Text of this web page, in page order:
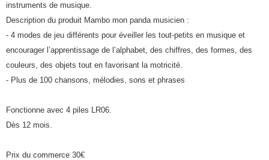
instruments de musique.
Description du produit Mambo mon panda musicien :
- 4 modes de jeu différents pour éveiller les tout-petits en musique et
encourager l’apprentissage de l’alphabet, des chiffres, des formes, des
couleurs, des objets tout en favorisant la motricité.
- Plus de 100 chansons, mélodies, sons et phrases
Fonctionne avec 4 piles LR06.
Dès 12 mois.
Prix du commerce 30€